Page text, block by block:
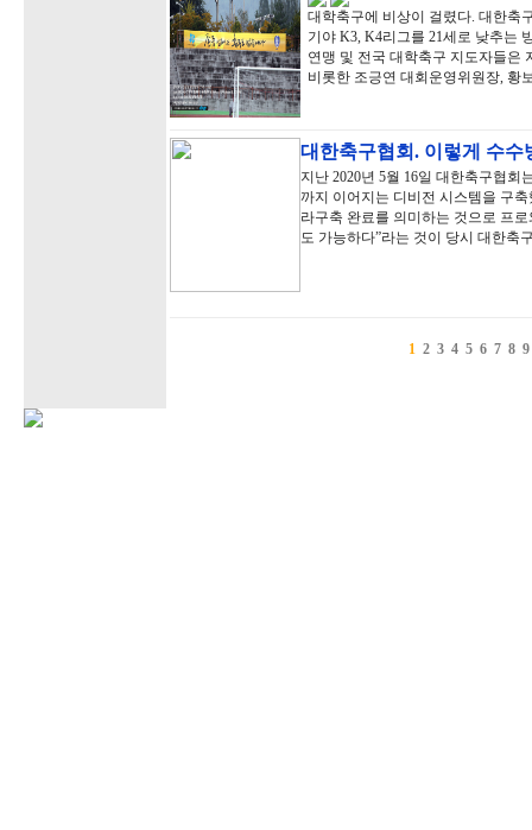
대학축구에 비상이 걸렸다. 대한축
기야 K3, K4리그를 21세로 낮추는
연맹 및 전국 대학축구 지도자들은
비롯한 조긍연 대회운영위원장, 황
대한축구협회. 이렇게 수
지난 2020년 5월 16일 대한축구협
까지 이어지는 디비전 시스템을 구
라구축 완료를 의미하는 것으로 프
도 가능하다”라는 것이 당시 대한축
1 2 3 4 5 6 7 8 9